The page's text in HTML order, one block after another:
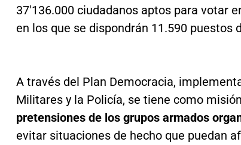
37'136.000 ciudadanos aptos para votar
en los que se dispondrán 11.590 puestos
A través del Plan Democracia,
Militares y la Policía, se tiene como misión
pretensiones de los grupos armados
evitar situaciones de hecho que puedan